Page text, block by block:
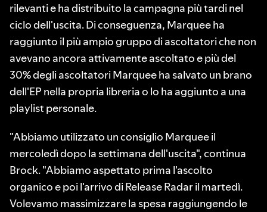
rilevanti e ha distribuito la campagna più tardi nel
ciclo dell'uscita. Di conseguenza, Marquee ha
raggiunto il più ampio gruppo di ascoltatori che non
avevano ancora attivamente ascoltato e più del
30% degli ascoltatori Marquee ha salvato un brano
dell'EP nella propria libreria o lo ha aggiunto a una
playlist personale.
"Abbiamo utilizzato un consiglio Marquee il
mercoledì dopo la settimana dell'uscita", continua
Brock. "Abbiamo aspettato prima l'ascolto
organico e poi l'arrivo di Release Radar il martedì.
Volevamo massimizzare la spesa raggiungendo le